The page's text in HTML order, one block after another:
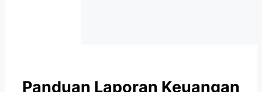
Panduan Laporan Keuangan